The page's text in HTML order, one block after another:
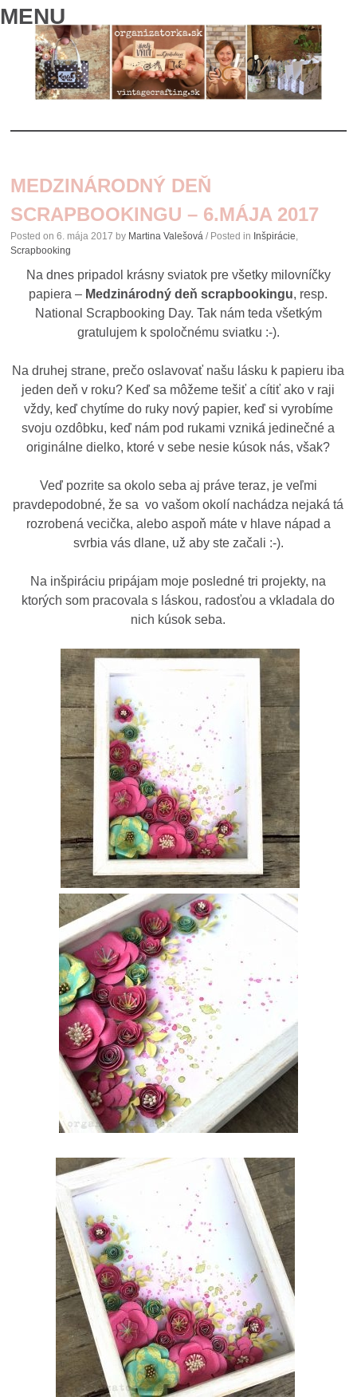
MENU
CONTENT
MEDZINÁRODNÝ DEŇ
SCRAPBOOKINGU – 6.MÁJA 2017
Posted on6. mája 2017 by Martina Valešová / Posted in Inšpirácie
Scrapbooking
Na dnes pripadol krásny sviatok pre všetky milovníčky
papiera – Medzinárodný deň scrapbookingu, resp.
National Scrapbooking Day. Tak nám teda všetkým
gratulujem k spoločnému sviatku :-).
Na druhej strane, prečo oslavovať našu lásku k papieru iba
jeden deň v roku? Keď sa môžeme tešiť a cítiť ako v raji
vždy, keď chytíme do ruky nový papier, keď si vyrobíme
svoju ozdôbku, keď nám pod rukami vzniká jedinečné a
originálne dielko, ktoré v sebe nesie kúsok nás, však?
Veď pozrite sa okolo seba aj práve teraz, je veľmi
pravdepodobné, že sa vo vašom okolí nachádza nejaká tá
rozrobená vecička, alebo aspoň máte v hlave nápad a
svrbia vás dlane, už aby ste začali :-).
Na inšpiráciu pripájam moje posledné tri projekty, na
ktorých som pracovala s láskou, radosťou a vkladala do
nich kúsok seba.